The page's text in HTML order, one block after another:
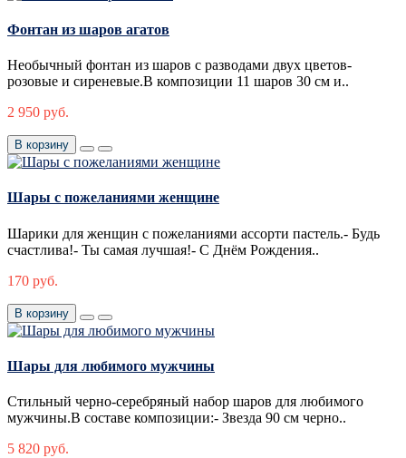
Фонтан из шаров агатов
Необычный фонтан из шаров с разводами двух цветов-
розовые и сиреневые.В композиции 11 шаров 30 см и..
2 950 руб.
В корзину
Шары с пожеланиями женщине
Шарики для женщин с пожеланиями ассорти пастель.- Будь
счастлива!- Ты самая лучшая!- С Днём Рождения..
170 руб.
В корзину
Шары для любимого мужчины
Стильный черно-серебряный набор шаров для любимого
мужчины.В составе композиции:- Звезда 90 см черно..
5 820 руб.